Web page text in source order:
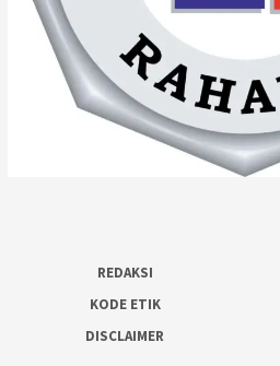
REDAKSI
KODE ETIK
DISCLAIMER